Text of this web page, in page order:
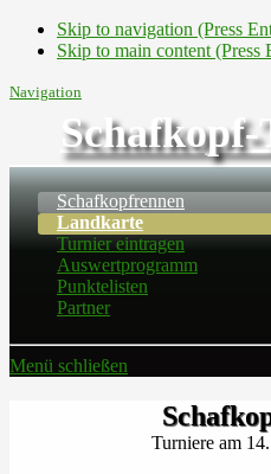
Skip to navigation (Press
Skip to main content (Press
Navigation
Schafkopfrennen
Landkarte
Turnier eintragen
Auswertprogramm
Punktelisten
Partner
Menü schließen
Turniere am